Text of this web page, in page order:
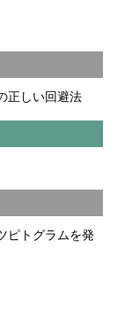
正しい回避法
ピトグラムを発